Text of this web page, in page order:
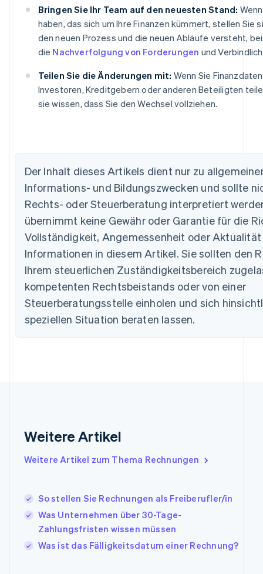
Bringen Sie Ihr Team auf den neuesten Stand:
haben, das sich um Ihre Finanzen kümmert, stellen Sie
den neuen Prozess und die neuen Abläufe versteht,
die Nachverfolgung von Forderungen und
Teilen Sie die Änderungen mit: Wenn Sie
Investoren, Kreditgebern oder anderen Beteiligten
sie wissen, dass Sie den Wechsel vollziehen.
Der Inhalt dieses Artikels dient nur zu
Informations- und Bildungszwecken und sollte
Rechts- oder Steuerberatung interpretiert
übernimmt keine Gewähr oder Garantie für die
Vollständigkeit, Angemessenheit oder
Informationen in diesem Artikel. Sie sollten den
Ihrem steuerlichen Zuständigkeitsbereich
kompetenten Rechtsbeistands oder von einer
Steuerberatungsstelle einholen und sich
speziellen Situation beraten lassen.
Weitere Artikel
Weitere Artikel zum Thema Rechnungen
So stellen Sie Rechnungen als Freiberufler/in
Was Unternehmen über 30-Tage-
Zahlungsfristen wissen müssen
Was ist das Fälligkeitsdatum einer Rechnung?
Australien
English
PortuguêsEnglish
Bulgarien
English
Dänemark
English
DeutschEnglish
Estland
English
Festlandchina
简体中文English
Finnland
Frankreich
FrançaisEnglish
Italien
Italiano English
Japan
日本語 English
Kroatien
English Italiano
Lettland
Liechtenstein